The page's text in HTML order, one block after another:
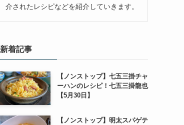
介されたレシピなどを紹介していきます。
新着記事
【ノンストップ】七五三掛チャ
ーハンのレシピ！七五三掛龍也
【5月30日】
【ノンストップ】明太スパゲテ